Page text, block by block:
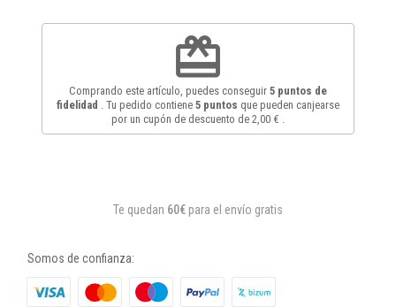
redeem
Comprando este artículo, puedes conseguir 5 puntos de
fidelidad
. Tu pedido contiene 5 puntos que pueden canjearse
por un cupón de descuento de 2,00 €
Te quedan 60€ para el envío gratis
Somos de confianza: